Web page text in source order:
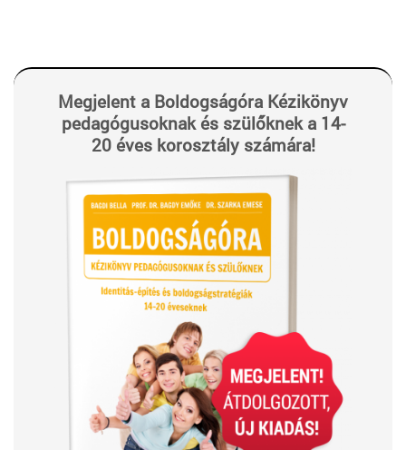
Megjelent a Boldogságóra Kézikönyv
pedagógusoknak és szülőknek a 14-
20 éves korosztály számára!